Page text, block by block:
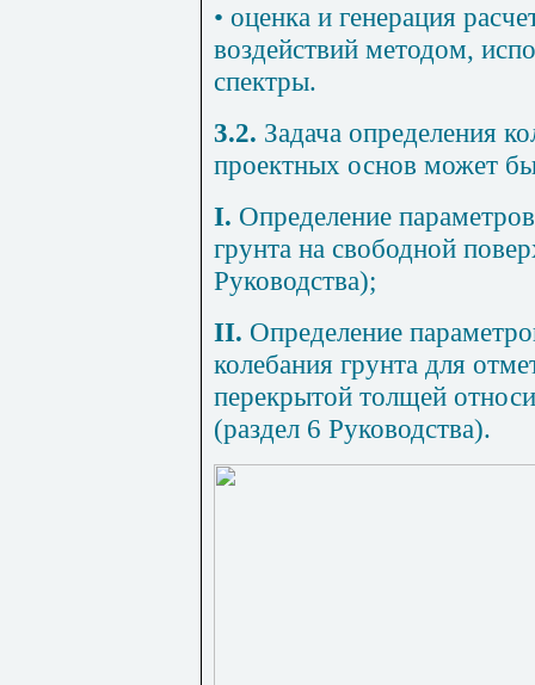
• оценка и генерация
воздействий методом,
спектры.
3.2. Задача определения
проектных основ может
I. Определение
грунта на свободной
Руководства);
II. Определение
колебания грунта для
перекрытой толщей
(раздел 6 Руководства).